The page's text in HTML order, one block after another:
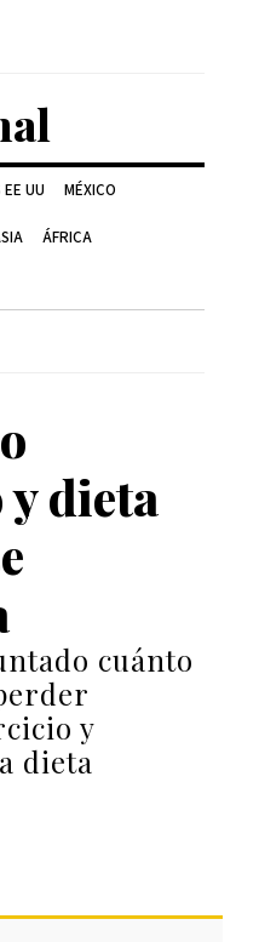
UU MÉXICO
ÁFRICA
dieta
cuánto
y
dieta